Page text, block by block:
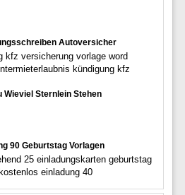
Autoversicher
kfz versicherung vorlage word
kündigung kfz
Wieviel Sternlein Stehen
90 Geburtstag Vorlagen
25 einladungskarten geburtstag
einladung 40